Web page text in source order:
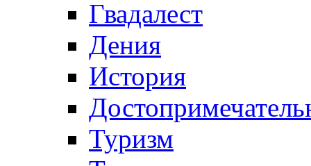
Гвадалест
Дения
История
Туризм